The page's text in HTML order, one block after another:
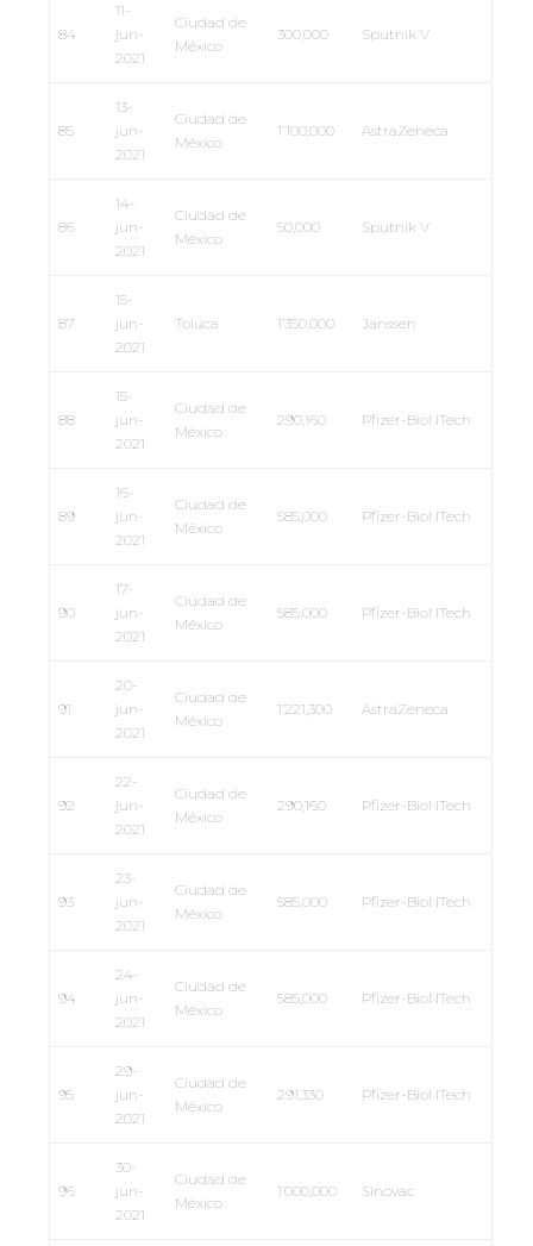
84
11-
jun-
2021
Ciudad de
México
300,000 Sputnik V
85
13-
jun-
2021
Ciudad de
México
1’100,000 AstraZeneca
86
14-
jun-
2021
Ciudad de
México
50,000 Sputnik V
87
15-
jun-
2021
Toluca 1’350,000 Janssen
88
15-
jun-
2021
Ciudad de
México
290,160 Pfizer-BioNTech
89
16-
jun-
2021
Ciudad de
México
585,000 Pfizer-BioNTech
90
17-
jun-
2021
Ciudad de
México
585,000 Pfizer-BioNTech
91
20-
jun-
2021
Ciudad de
México
1’221,300 AstraZeneca
92
22-
jun-
2021
Ciudad de
México
290,160 Pfizer-BioNTech
93
23-
jun-
2021
Ciudad de
México
585,000 Pfizer-BioNTech
94
24-
jun-
2021
Ciudad de
México
585,000 Pfizer-BioNTech
95
29-
jun-
2021
Ciudad de
México
291,330 Pfizer-BioNTech
96
30-
jun-
2021
Ciudad de
México
1’000,000 Sinovac